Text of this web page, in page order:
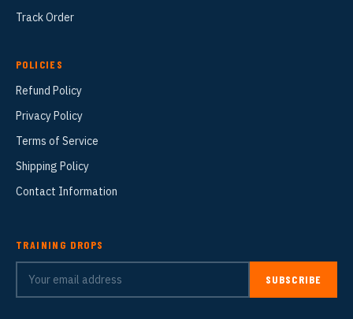
Track Order
POLICIES
Refund Policy
Privacy Policy
Terms of Service
Shipping Policy
Contact Information
TRAINING DROPS
SUBSCRIBE